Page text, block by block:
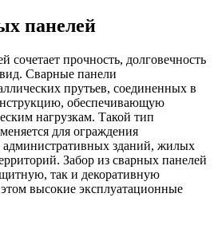
панелей
сочетает прочность, долговечность
Сварные панели
прутьев, соединенных в
обеспечивающую
нагрузкам. Такой тип
для ограждения
административных зданий, жилых
Забор из сварных панелей
так и декоративную
высокие эксплуатационные